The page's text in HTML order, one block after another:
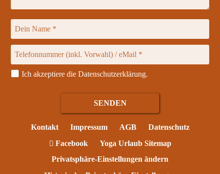
Ich akzeptiere dieDatenschutzerklärung.
Kontakt Impressum AGB
Datenschutz
Facebook
Yoga Urlaub Sitemap
Privatsphäre-Einstellungen ändern